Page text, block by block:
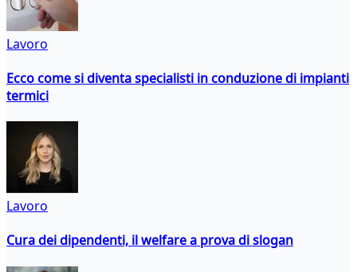
Lavoro
Ecco come si diventa specialisti in conduzione di impianti
termici
Lavoro
Cura dei dipendenti, il welfare a prova di slogan